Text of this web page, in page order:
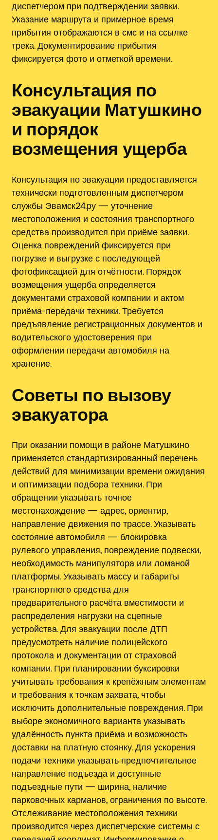
диспетчером при подтверждении заявки.
Указание маршрута и примерное время
прибытия отображаются в смс и на ссылке
трека. Документирование прибытия
фиксируется фото и отметкой времени.
Консультация по
эвакуации Матушкино
и порядок
возмещения ущерба
Консультация по эвакуации предоставляется
технически подготовленным диспетчером
службы Эвамск24.ру — уточнение
местоположения и состояния транспортного
средства производится при приёме заявки.
Оценка повреждений фиксируется при
погрузке и выгрузке с последующей
фотофиксацией для отчётности. Порядок
возмещения ущерба определяется
документами страховой компании и актом
приёма-передачи техники. Требуется
предъявление регистрационных документов и
водительского удостоверения при
оформлении передачи автомобиля на
хранение.
Советы по вызову
эвакуатора
При оказании помощи в районе Матушкино
применяется стандартизированный перечень
действий для минимизации времени ожидания
и оптимизации подбора техники. При
обращении указывать точное
местонахождение — адрес, ориентир,
направление движения по трассе. Указывать
состояние автомобиля — блокировка
рулевого управления, повреждение подвески,
необходимость манипулятора или ломаной
платформы. Указывать массу и габариты
транспортного средства для
предварительного расчёта вместимости и
распределения нагрузки на сцепные
устройства. Для эвакуации после ДТП
предусмотреть наличие полицейского
протокола и документации от страховой
компании. При планировании буксировки
учитывать требования к крепёжным элементам
и требования к точкам захвата, чтобы
исключить дополнительные повреждения. При
выборе экономичного варианта указывать
удалённость пункта приёма и возможность
доставки на платную стоянку. Для ускорения
подачи техники указывать предпочтительное
направление подъезда и доступные
подъездные пути — ширина, наличие
парковочных карманов, ограничения по высоте.
Отслеживание местоположения техники
производится через диспетчерские системы с